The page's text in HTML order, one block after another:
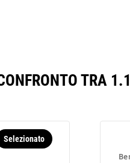
TRA
Selezionato